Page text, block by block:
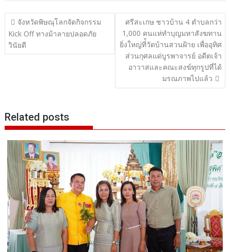
แนะแนว
เรื่อง
จังหวัดพิษณุโลกจัดกิจกรรม
Kick Off ทางม้าลายปลอดภัย
วินัยดี
ศรีสะเกษ ชาวบ้าน 4 ตำบลกว่า
1,000 คนแห่ทำบุญมหาสังฆทาน
ยิ่งใหญ่ที่้วัดบ้านสวนฝ้าย เพื่ออุทิศ
ส่วนกุศลแด่บูรพาจารย์ อดีตเจ้า
อาวาสและคณะสงฆ์ทุกรูปที่ได้
มรณภาพไปแล้ว
Related posts